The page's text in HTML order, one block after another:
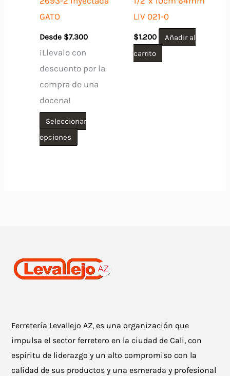
GATO
Desde $7.300
¡Llevalo con
descuento por la
compra de una
docena!
Seleccionar
opciones
pueden
elegir
página
de
producto
LIV 021-0
$1.200
Añadir al
carrito
Ferretería Levallejo AZ, es una organización que
impulsa el sector ferretero en la ciudad de Cali, con
espíritu de liderazgo y un alto compromiso con la
calidad de sus productos y una esmerada y profesional